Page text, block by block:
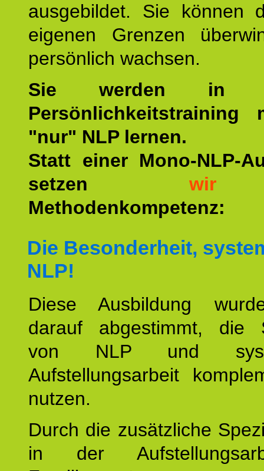
ausgebildet. Sie können
eigenen Grenzen
persönlich wachsen.
Sie werden in
Persönlichkeitstraining
"nur" NLP lernen.
Statt einer Mono-NLP-
setzen wir
Methodenkompetenz:
Die Besonderheit,
NLP!
Diese Ausbildung
darauf abgestimmt, die
von NLP und
Aufstellungsarbeit
nutzen.
Durch die zusätzliche
in der